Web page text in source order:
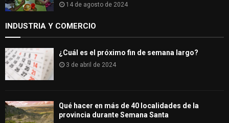
14 de agosto de 2024
INDUSTRIA Y COMERCIO
¿Cuál es el próximo fin de semana largo?
3 de abril de 2024
Qué hacer en más de 40 localidades de la
provincia durante Semana Santa